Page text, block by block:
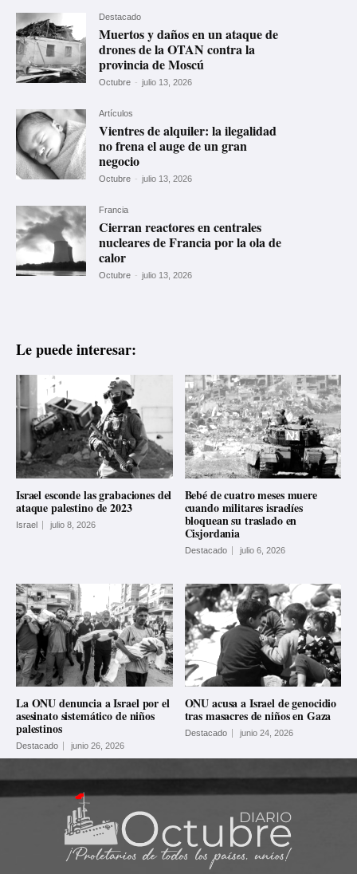
Destacado
Muertos y daños en un ataque de
drones de la OTAN contra la
provincia de Moscú
Octubre - julio 13, 2026
Artículos
Vientres de alquiler: la ilegalidad
no frena el auge de un gran
negocio
Octubre - julio 13, 2026
Francia
Cierran reactores en centrales
nucleares de Francia por la ola de
calor
Octubre - julio 13, 2026
Le puede interesar:
Israel esconde las grabaciones del
ataque palestino de 2023
Israel julio 8, 2026
Bebé de cuatro meses muere
cuando militares israelíes
bloquean su traslado en
Cisjordania
Destacado julio 6, 2026
La ONU denuncia a Israel por el
asesinato sistemático de niños
palestinos
Destacado junio 26, 2026
ONU acusa a Israel de genocidio
tras masacres de niños en Gaza
Destacado junio 24, 2026